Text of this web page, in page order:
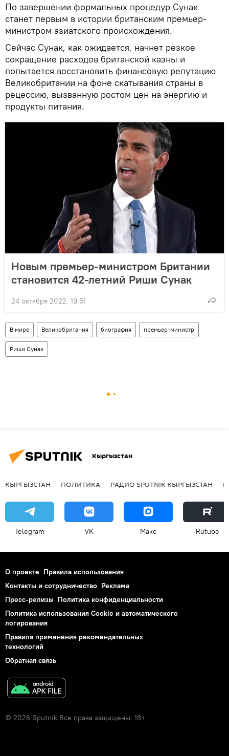
По завершении формальных процедур Сунак
станет первым в истории британским премьер-
министром азиатского происхождения.
Сейчас Сунак, как ожидается, начнет резкое
сокращение расходов британской казны и
попытается восстановить финансовую репутацию
Великобритании на фоне скатывания страны в
рецессию, вызванную ростом цен на энергию и
продукты питания.
Новым премьер-министром Британии
становится 42-летний Риши Сунак
24 октября 2022, 19:51
В мире Великобритания биография премьер-министр
Риши Сунак
Кыргызстан
КЫРГЫЗСТАН ПОЛИТИКА РАДИО SPUTNIK КЫРГЫЗСТАН
Telegram VK Макс Rutube
О проекте Правила использования
Контакты и сотрудничество Реклама
Пресс-релизы Политика конфиденциальности
Политика использования Cookie и автоматического
логирования
Правила применения рекомендательных
технологий
Обратная связь
© 2026 Sputnik Все права защищены. 18+